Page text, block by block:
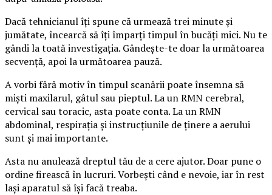
Dacă tehnicianul îți spune că urmează trei minute și
jumătate, încearcă să îți împarți timpul în bucăți mici. Nu te
gândi la toată investigația. Gândește-te doar la următoarea
secvență, apoi la următoarea pauză.
A vorbi fără motiv în timpul scanării poate însemna să
miști maxilarul, gâtul sau pieptul. La un RMN cerebral,
cervical sau toracic, asta poate conta. La un RMN
abdominal, respirația și instrucțiunile de ținere a aerului
sunt și mai importante.
Asta nu anulează dreptul tău de a cere ajutor. Doar pune o
ordine firească în lucruri. Vorbești când e nevoie, iar în rest
lași aparatul să își facă treaba.